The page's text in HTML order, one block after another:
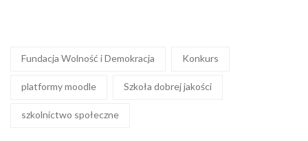
Fundacja Wolność i Demokracja Konkurs
platformy moodle Szkoła dobrej jakości
szkolnictwo społeczne